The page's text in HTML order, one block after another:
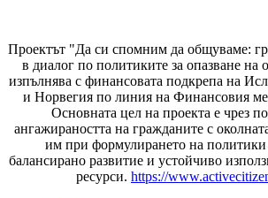
Проектът "Да си спомним да общуваме:
в диалог по политиките за опазване на
изпълнява с финансовата подкрепа на
и Норвегия по линия на Финансовия
Основната цел на проекта е чрез
ангажираността на гражданите с
им при формулирането на
балансирано развитие и устойчиво
ресурси. https://